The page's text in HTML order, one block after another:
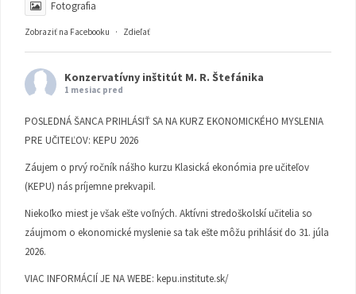
Fotografia
Zobraziť na Facebooku · Zdieľať
Konzervatívny inštitút M. R. Štefánika
1 mesiac pred
POSLEDNÁ ŠANCA PRIHLÁSIŤ SA NA KURZ EKONOMICKÉHO MYSLENIA
PRE UČITEĽOV: KEPU 2026
Záujem o prvý ročník nášho kurzu Klasická ekonómia pre učiteľov
(KEPU) nás príjemne prekvapil.
Niekoľko miest je však ešte voľných. Aktívni stredoškolskí učitelia so
záujmom o ekonomické myslenie sa tak ešte môžu prihlásiť do 31. júla
2026.
VIAC INFORMÁCIÍ JE NA WEBE: kepu.institute.sk/